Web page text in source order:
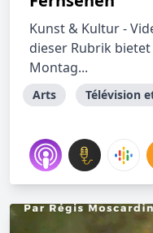
Kunst & Kultur -
dieser Rubrik
Montag...
Arts Télévision